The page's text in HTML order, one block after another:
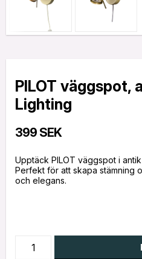
PILOT väggspot,
Lighting
399 SEK
Upptäck PILOT väggspot i
Perfekt för att skapa stämning
och elegans.